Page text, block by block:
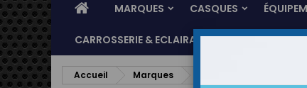
MARQUES CASQUES
CARROSSERIE & ECLAIRAGE ATELIER &
Accueil Marques